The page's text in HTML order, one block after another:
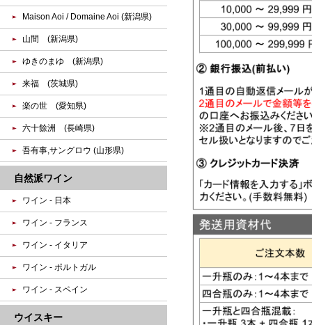
Maison Aoi / Domaine Aoi (新潟県)
山間 (新潟県)
ゆきのまゆ (新潟県)
来福 (茨城県)
楽の世 (愛知県)
六十餘洲 (長崎県)
吾有事,サングロウ (山形県)
自然派ワイン
ワイン - 日本
ワイン - フランス
ワイン - イタリア
ワイン - ポルトガル
ワイン - スペイン
ウイスキー